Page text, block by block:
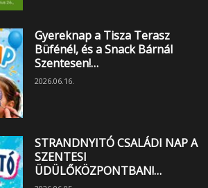
Gyereknap a Tisza Terasz
Büfénél, és a Snack Bárnál
Szentesen!…
2026.06.16.
STRANDNYITÓ CSALÁDI NAP A
SZENTESI
ÜDÜLŐKÖZPONTBAN!…